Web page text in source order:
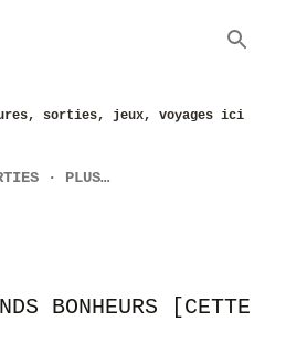
sorties, jeux, voyages ici
PLUS…
BONHEURS [CETTE